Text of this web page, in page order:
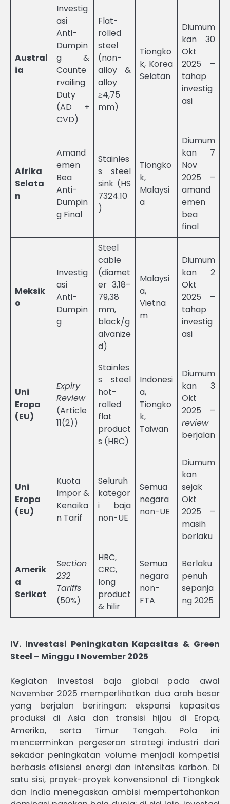
Austral
ia
Investig
asi
Anti-
Dumpin
g &
Counte
rvailing
Duty
(AD +
CVD)
Flat-
rolled
steel
(non-
alloy &
alloy
≥4,75
mm)
Tiongko
k, Korea
Selatan
Diumum
kan 30
Okt
2025 –
tahap
investig
asi
Afrika
Selata
n
Amand
emen
Bea
Anti-
Dumpin
g Final
Stainles
s steel
sink (HS
7324.10
)
Tiongko
k,
Malaysi
a
Diumum
kan 7
Nov
2025 –
amand
emen
bea
final
Meksik
o
Investig
asi
Anti-
Dumpin
g
Steel
cable
(diamet
er 3,18–
79,38
mm,
black/g
alvanize
d)
Malaysi
a,
Vietna
m
Diumum
kan 2
Okt
2025 –
tahap
investig
asi
Uni
Eropa
(EU)
Expiry
Review
(Article
11(2))
Stainles
s steel
hot-
rolled
flat
product
s (HRC)
Indonesi
a,
Tiongko
k,
Taiwan
Diumum
kan 3
Okt
2025 –
review
berjalan
Uni
Eropa
(EU)
Kuota
Impor &
Kenaika
n Tarif
Seluruh
kategor
i baja
non-UE
Semua
negara
non-UE
Diumum
kan
sejak
Okt
2025 –
masih
berlaku
Amerik
a
Serikat
Section
232
Tariffs
(50%)
HRC,
CRC,
long
product
& hilir
Semua
negara
non-
FTA
Berlaku
penuh
sepanja
ng 2025
IV. Investasi Peningkatan Kapasitas & Green
Steel – Minggu I November 2025
Kegiatan investasi baja global pada awal
November 2025 memperlihatkan dua arah besar
yang berjalan beriringan: ekspansi kapasitas
produksi di Asia dan transisi hijau di Eropa,
Amerika, serta Timur Tengah. Pola ini
mencerminkan pergeseran strategi industri dari
sekadar peningkatan volume menjadi kompetisi
berbasis efisiensi energi dan intensitas karbon. Di
satu sisi, proyek-proyek konvensional di Tiongkok
dan India menegaskan ambisi mempertahankan